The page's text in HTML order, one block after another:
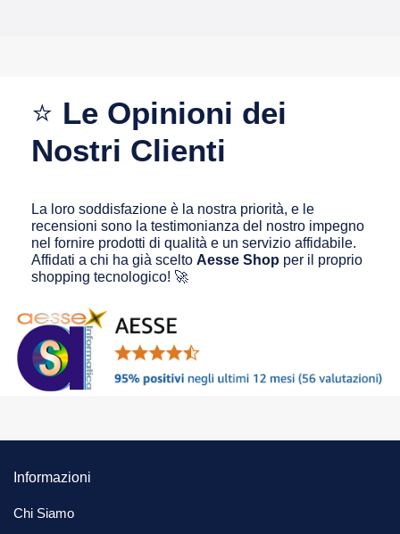
⭐ Le Opinioni dei
Nostri Clienti
La loro soddisfazione è la nostra priorità, e le
recensioni sono la testimonianza del nostro impegno
nel fornire prodotti di qualità e un servizio affidabile.
Affidati a chi ha già scelto Aesse Shop per il proprio
shopping tecnologico! 🚀
Informazioni
Chi Siamo